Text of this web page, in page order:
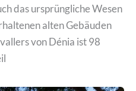
das ursprüngliche Wesen
alten Gebäuden
von Dénia ist 98